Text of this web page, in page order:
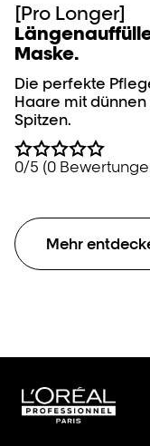
[Pro Longer]
Maske.
Die perfekte
Haare mit dünnen
Spitzen.
0/5 (0
Mehr